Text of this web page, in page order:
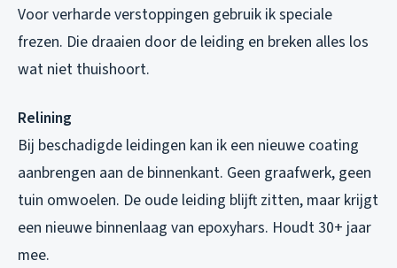
Voor verharde verstoppingen gebruik ik speciale
frezen. Die draaien door de leiding en breken alles los
wat niet thuishoort.
Relining
Bij beschadigde leidingen kan ik een nieuwe coating
aanbrengen aan de binnenkant. Geen graafwerk, geen
tuin omwoelen. De oude leiding blijft zitten, maar krijgt
een nieuwe binnenlaag van epoxyhars. Houdt 30+ jaar
mee.